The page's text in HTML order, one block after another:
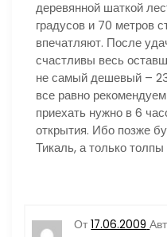
деревянной шаткой
градусов и 70 метров
впечатляют. После
счастливы весь
не самый дешевый –
все равно
приехать нужно в 6
открытия. Ибо позже
Тикаль, а только толпы
От17.06.2009